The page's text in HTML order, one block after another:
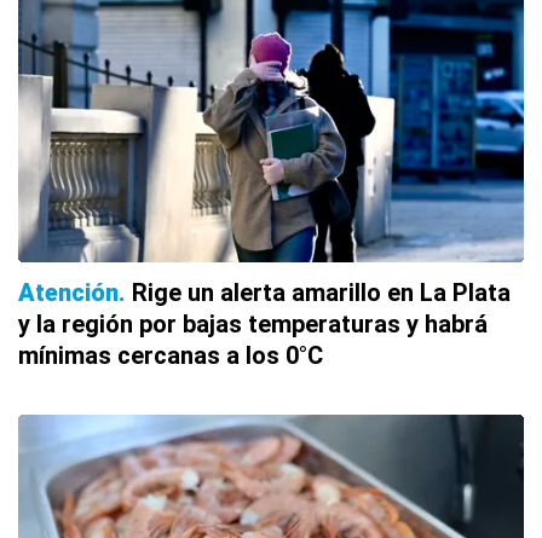
Atención Rige un alerta amarillo en La Plata
y la región por bajas temperaturas y habrá
mínimas cercanas a los 0°C